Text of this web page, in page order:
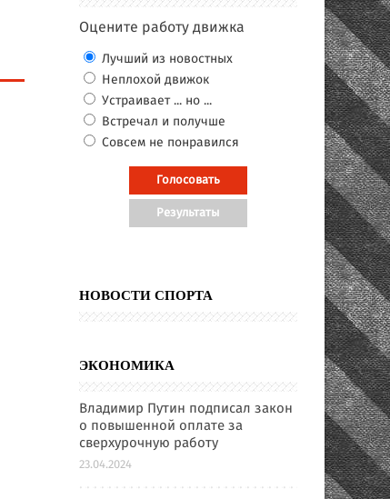
Оцените работу движка
Лучший из новостных
Неплохой движок
Устраивает ... но ...
Встречал и получше
Совсем не понравился
НОВОСТИ СПОРТА
ЭКОНОМИКА
Владимир Путин подписал закон
о повышенной оплате за
сверхурочную работу
23.04.2024